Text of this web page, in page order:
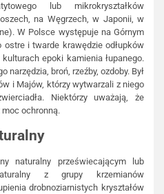
lub mikrokryształków
na Węgrzech, w Japonii, w
W Polsce występuje na Górnym
ostre i twarde krawędzie odłupków
epoki kamienia łupanego.
narzędzia, broń, rzeźby, ozdoby. Był
i Majów, którzy wytwarzali z niego
Niektórzy uważają, że
ochronną.
naturalny przeświecającym lub
z grupy krzemianów
drobnoziarnistych kryształów